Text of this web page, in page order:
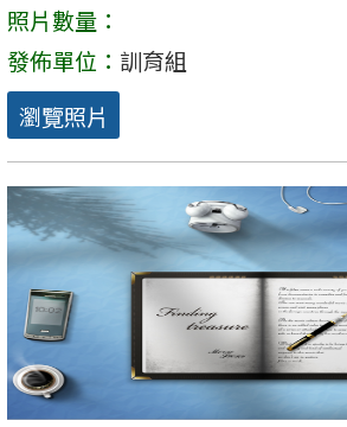
照片數量：
發佈單位： 訓育組
瀏覽照片